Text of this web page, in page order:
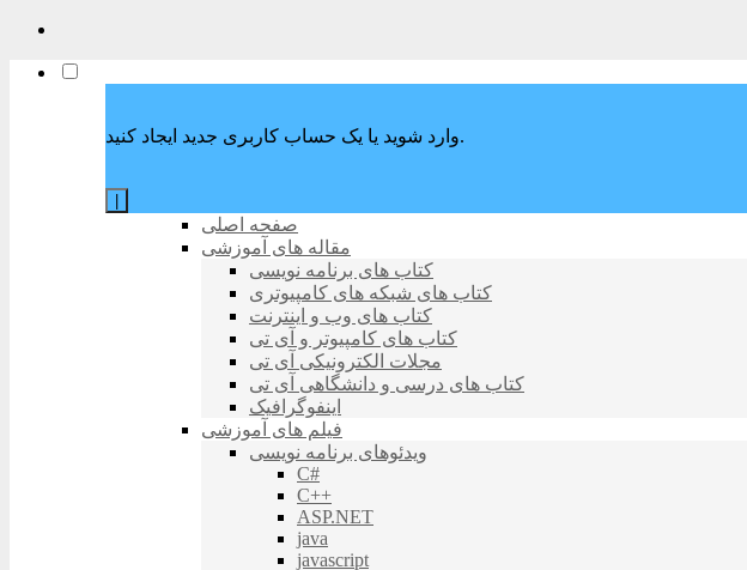
وارد شوید یا یک حساب کاربری جدید ایجاد کنید.
صفحه اصلی
مقاله های آموزشی
کتاب های برنامه نویسی
کتاب های شبکه های کامپیوتری
کتاب های وب و اینترنت
کتاب های کامپیوتر و آی تی
مجلات الکترونیکی آی تی
کتاب های درسی و دانشگاهی آی تی
اینفوگرافیک
فیلم های آموزشی
ویدئوهای برنامه نویسی
C#
C++
ASP.NET
java
javascript